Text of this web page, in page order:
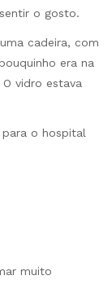
o gosto.
cadeira, com
era na
vidro estava
para o hospital
muito